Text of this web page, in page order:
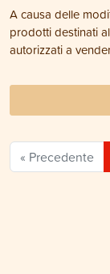
A causa delle
prodotti destinati
autorizzati a
« Precedente